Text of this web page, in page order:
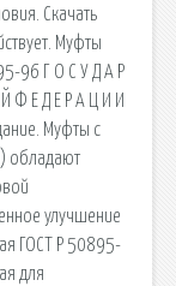
Скачать
Муфты
96 Г О С У Д А Р
Ф Е Д Е Р А Ц И И
Муфты с
обладают
улучшение
ГОСТ Р 50895-
для